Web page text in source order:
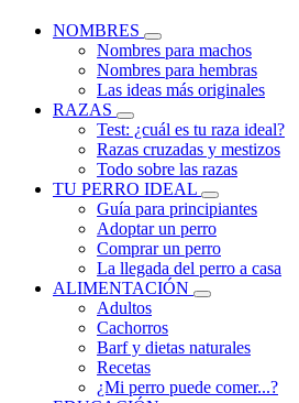
NOMBRES
Nombres para machos
Nombres para hembras
Las ideas más originales
RAZAS
Test: ¿cuál es tu raza ideal?
Razas cruzadas y mestizos
Todo sobre las razas
TU PERRO IDEAL
Guía para principiantes
Adoptar un perro
Comprar un perro
La llegada del perro a casa
ALIMENTACIÓN
Adultos
Cachorros
Barf y dietas naturales
Recetas
¿Mi perro puede comer...?